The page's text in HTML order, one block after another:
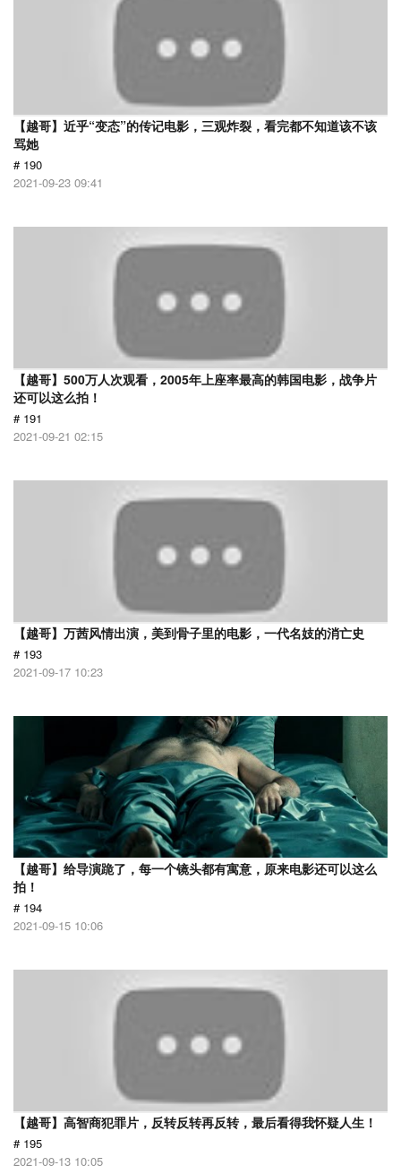
【越哥】近乎“变态”的传记电影，三观炸裂，看完都不知道该不该
骂她
# 190
2021-09-23 09:41
【越哥】500万人次观看，2005年上座率最高的韩国电影，战争片
还可以这么拍！
# 191
2021-09-21 02:15
【越哥】万茜风情出演，美到骨子里的电影，一代名妓的消亡史
# 193
2021-09-17 10:23
【越哥】给导演跪了，每一个镜头都有寓意，原来电影还可以这么
拍！
# 194
2021-09-15 10:06
【越哥】高智商犯罪片，反转反转再反转，最后看得我怀疑人生！
# 195
2021-09-13 10:05